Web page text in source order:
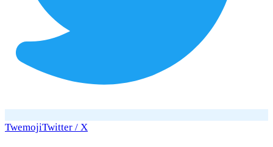
TwemojiTwitter / X